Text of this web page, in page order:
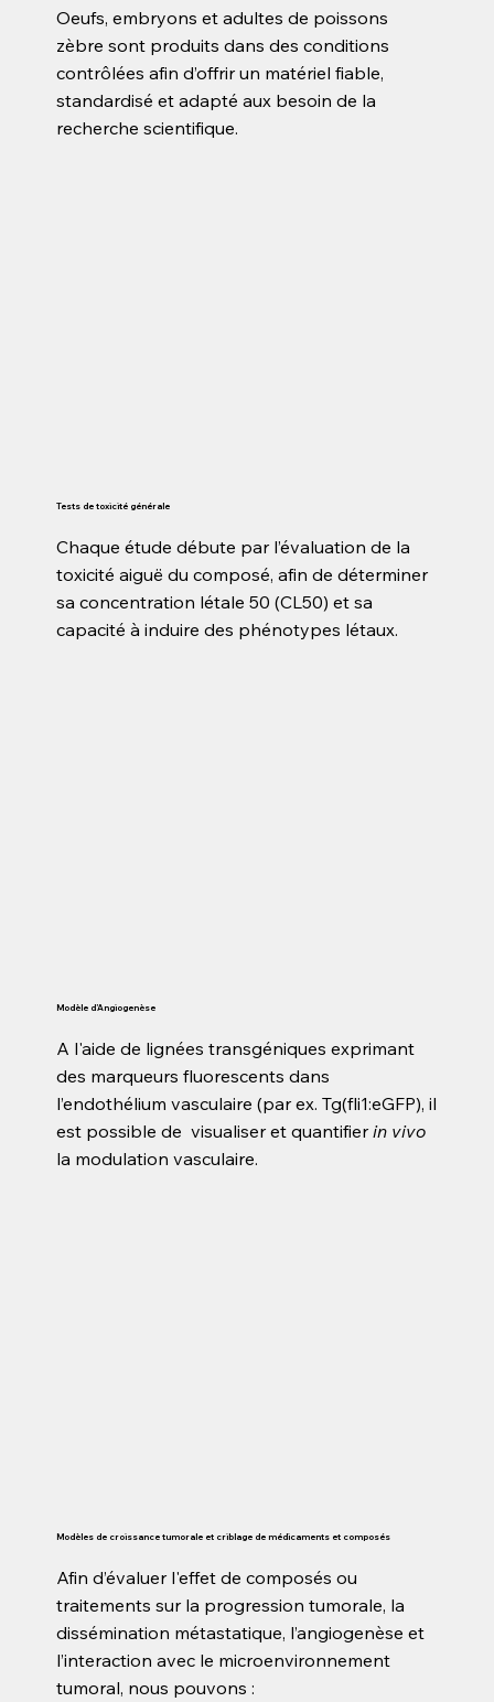
Oeufs, embryons et adultes de poissons
zèbre sont produits dans des conditions
contrôlées afin d’offrir un matériel fiable,
standardisé et adapté aux besoin de la
recherche scientifique.
Tests de toxicité générale
Chaque étude débute par l’évaluation de la
toxicité aiguë du composé, afin de déterminer
sa concentration létale 50 (CL50) et sa
capacité à induire des phénotypes létaux.
Modèle d’Angiogenèse
A l'aide de lignées transgéniques exprimant
des marqueurs fluorescents dans
l’endothélium vasculaire (par ex. Tg(fli1:eGFP), il
est possible de visualiser et quantifierin vivo
la modulation vasculaire.
Modèles de croissance tumorale et criblage de médicaments et composés
Afin d’évaluer l'effet de composés ou
traitements sur la progression tumorale, la
dissémination métastatique, l’angiogenèse et
l’interaction avec le microenvironnement
tumoral, nous pouvons :